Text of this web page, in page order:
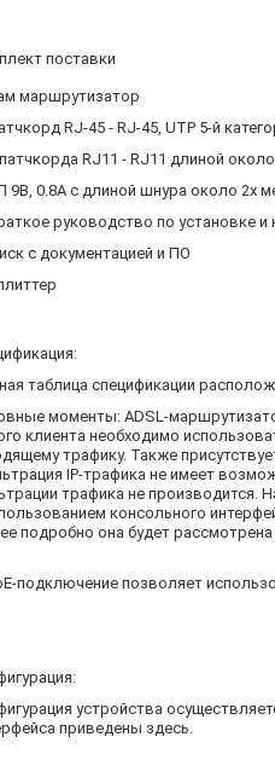
поставки
маршрутизатор
RJ-45 - RJ-45, UTP 5-й
RJ11 - RJ11 длиной
9В, 0.8А с длиной шнура около 2х
руководство по установке и
с документацией и ПО
таблица спецификации
моменты: ADSL-
клиента необходимо
трафику. Также
IP-трафика не имеет
трафика не производится.
консольного
подробно она будет
подключение позволяет
устройства
приведены здесь.